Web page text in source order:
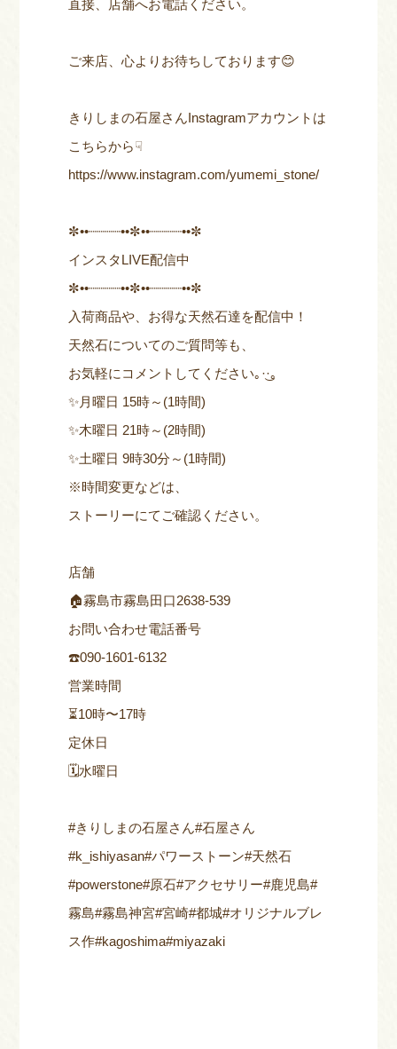
直接、店舗へお電話ください。
ご来店、心よりお待ちしております😊
きりしまの石屋さんInstagramアカウントは
こちらから☟
https://www.instagram.com/yumemi_stone/
✼••┈┈┈┈••✼••┈┈┈┈••✼
インスタLIVE配信中
✼••┈┈┈┈••✼••┈┈┈┈••✼
入荷商品や、お得な天然石達を配信中！
天然石についてのご質問等も、
お気軽にコメントしてください｡·͜·｡
✨月曜日 15時～(1時間)
✨木曜日 21時～(2時間)
✨土曜日 9時30分～(1時間)
※時間変更などは、
ストーリーにてご確認ください。
店舗
🏠霧島市霧島田口2638-539
お問い合わせ電話番号
☎️090-1601-6132
営業時間
⏳10時〜17時
定休日
🗓️水曜日
#きりしまの石屋さん#石屋さん
#k_ishiyasan#パワーストーン#天然石
#powerstone#原石#アクセサリー#鹿児島#
霧島#霧島神宮#宮崎#都城#オリジナルブレ
ス作#kagoshima#miyazaki